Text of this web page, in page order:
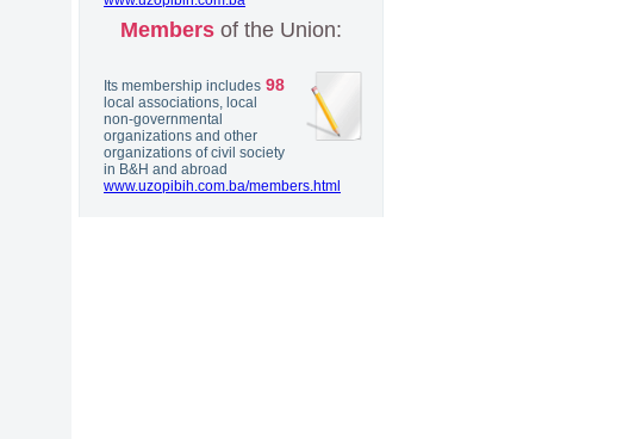
Membersof the Union:
Its membership includes 98
local associations, local
non-governmental
organizations and other
organizations of civil society
in B&H and abroad
www.uzopibih.com.ba/members.html